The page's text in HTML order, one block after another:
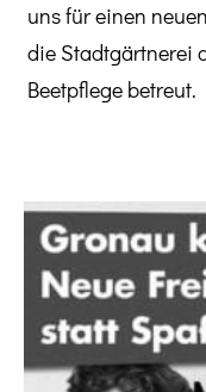
uns für einen
die Stadtgärtnerei
Beetpflege betreut.